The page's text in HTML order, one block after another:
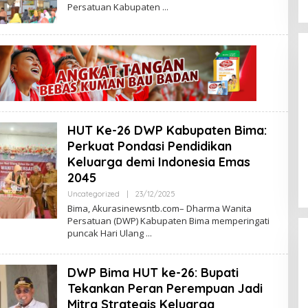
A
K
A
U
R
A
S
I
Persatuan Kabupaten
HUT Ke-26 DWP Kabupaten Bima:
Perkuat Pondasi Pendidikan
Keluarga demi Indonesia Emas
2045
Uncategorized | 23/12/2025
E
H
A
U
R
Bima, Akurasinewsntb.com– Dharma Wanita
Persatuan (DWP) Kabupaten Bima memperingati
puncak Hari Ulang
DWP Bima HUT ke-26: Bupati
Tekankan Peran Perempuan Jadi
Mitra Strategis Keluarga
Bima
Sinergi Menuju
HPN 2026: PWI dan Kemenhan
Gelar Retret Perkuat Pers
Profesional Berwawasan
Di Nasional | 30/01/2026